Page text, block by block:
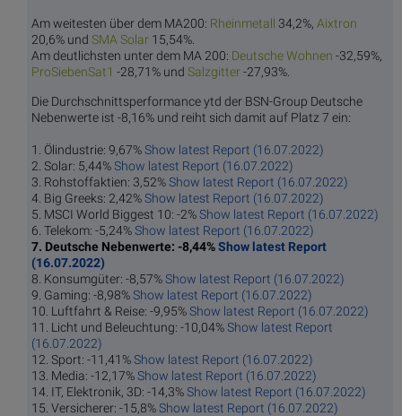
Am weitesten über dem MA200: Rheinmetall 34,2%, Aixtron
20,6% und SMASolar 15,54%.
Am deutlichsten unter dem MA 200: Deutsche Wohnen -32,59%,
ProSiebenSat1 -28,71% und Salzgitter-27,93%.
Die Durchschnittsperformance ytd der BSN-Group Deutsche
Nebenwerte ist -8,16% und reiht sich damit auf Platz 7 ein:
1. Ölindustrie: 9,67%Show latest Report (16.07.2022)
2. Solar: 5,44%Show latest Report (16.07.2022)
3. Rohstoffaktien: 3,52%Show latest Report (16.07.2022)
4. Big Greeks: 2,42%Show latest Report (16.07.2022)
5. MSCI World Biggest 10: -2%Show latest Report (16.07.2022)
6. Telekom: -5,24%Show latest Report (16.07.2022)
7. Deutsche Nebenwerte: -8,44%Show latest Report
(16.07.2022)
8. Konsumgüter: -8,57%Show latest Report (16.07.2022)
9. Gaming: -8,98%Show latest Report (16.07.2022)
10. Luftfahrt & Reise: -9,95%Show latest Report (16.07.2022)
11. Licht und Beleuchtung: -10,04%Show latest Report
(16.07.2022)
12. Sport: -11,41%Show latest Report (16.07.2022)
13. Media: -12,17%Show latest Report (16.07.2022)
14. IT, Elektronik, 3D: -14,3%Show latest Report (16.07.2022)
15. Versicherer: -15,8%Show latest Report (16.07.2022)